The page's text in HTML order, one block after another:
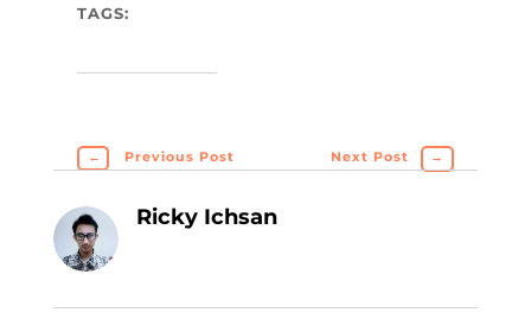
TAGS:
← Previous Post Next Post →
Ricky Ichsan